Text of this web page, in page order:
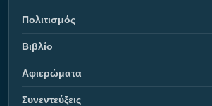
Πολιτισμός
Βιβλίο
Αφιερώματα
Συνεντεύξεις